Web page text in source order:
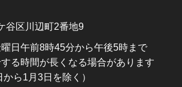
谷区川辺町2番地9
日午前8時45分から午後5時まで
る時間が長くなる場合があります
ら1月3日を除く）